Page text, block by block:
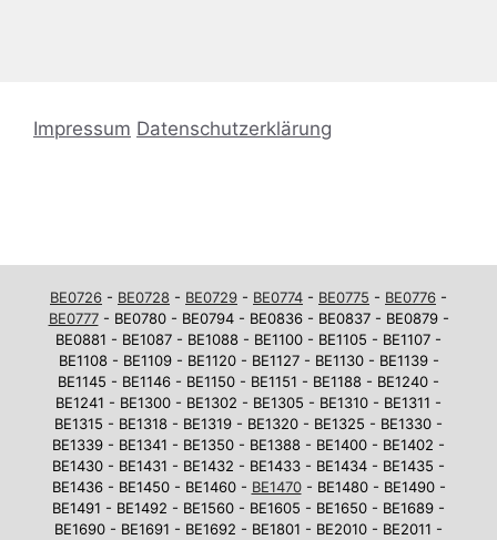
Impressum Datenschutzerklärung
BE0726 - BE0728 - BE0729 - BE0774 - BE0775 - BE0776 -
BE0777- BE0780 - BE0794 - BE0836 - BE0837 - BE0879 -
BE0881 - BE1087 - BE1088 - BE1100 - BE1105 - BE1107 -
BE1108 - BE1109 - BE1120 - BE1127 - BE1130 - BE1139 -
BE1145 - BE1146 - BE1150 - BE1151 - BE1188 - BE1240 -
BE1241 - BE1300 - BE1302 - BE1305 - BE1310 - BE1311 -
BE1315 - BE1318 - BE1319 - BE1320 - BE1325 - BE1330 -
BE1339 - BE1341 - BE1350 - BE1388 - BE1400 - BE1402 -
BE1430 - BE1431 - BE1432 - BE1433 - BE1434 - BE1435 -
BE1436 - BE1450 - BE1460 - BE1470- BE1480 - BE1490 -
BE1491 - BE1492 - BE1560 - BE1605 - BE1650 - BE1689 -
BE1690 - BE1691 - BE1692 - BE1801 - BE2010 - BE2011 -